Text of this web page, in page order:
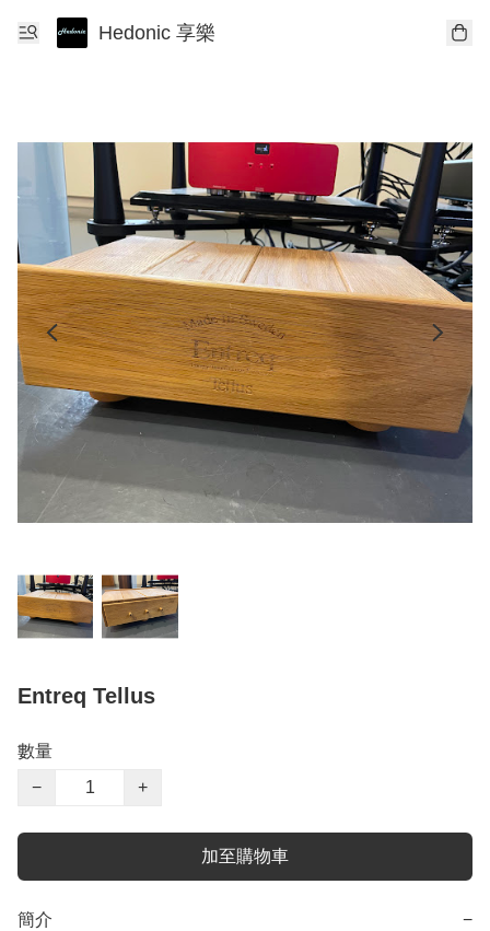
Hedonic 享樂
Entreq Tellus
數量
−
+
加至購物車
簡介 −